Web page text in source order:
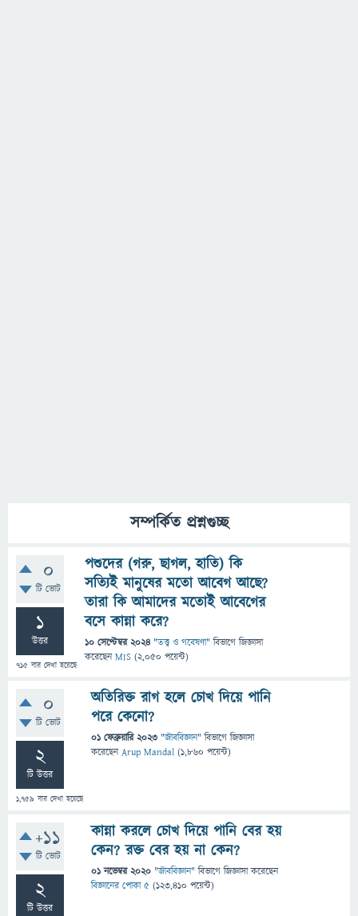
সম্পর্কিত প্রশ্নগুচ্ছ
0
টি ভোট
1
উত্তর
715 বার দেখা হয়েছে
পশুদের (গরু, ছাগল, হাতি) কি
সত্যিই মানুষের মতো আবেগ আছে?
তারা কি আমাদের মতোই আবেগের
বসে কান্না করে?
10 সেপ্টেম্বর 2024 "তত্ত্ব ও গবেষণা" বিভাগে জিজ্ঞাসা
করেছেনMIS (2,050 পয়েন্ট)
0
টি ভোট
2
টি উত্তর
1,759 বার দেখা হয়েছে
অতিরিক্ত রাগ হলে চোখ দিয়ে পানি
পরে কেনো?
01 ফেব্রুয়ারি 2023 "জীববিজ্ঞান" বিভাগে জিজ্ঞাসা
করেছেনArup Mandal (1,860 পয়েন্ট)
+11
টি ভোট
2
টি উত্তর
কান্না করলে চোখ দিয়ে পানি বের হয়
কেন? রক্ত বের হয় না কেন?
01 নভেম্বর 2020 "জীববিজ্ঞান" বিভাগে জিজ্ঞাসাকরেছেন
বিজ্ঞানের পোকা ৫ (123,410 পয়েন্ট)